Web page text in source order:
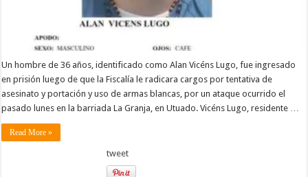
Un hombre de 36 años, identificado como Alan Vicéns Lugo, fue ingresado
en prisión luego de que la Fiscalía le radicara cargos por tentativa de
asesinato y portación y uso de armas blancas, por un ataque ocurrido el
pasado lunes en la barriada La Granja, en Utuado. Vicéns Lugo, residente …
Read More »
tweet